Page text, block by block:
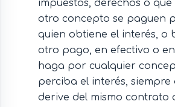
impuestos, derechos o
otro concepto se paguen
quien obtiene el interés, o
otro pago, en efectivo o
haga por cualquier
perciba el interés,
derive del mismo contrato